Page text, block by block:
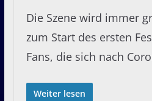
Die Szene wird immer
zum Start des ersten
Fans, die sich nach
Weiter lesen